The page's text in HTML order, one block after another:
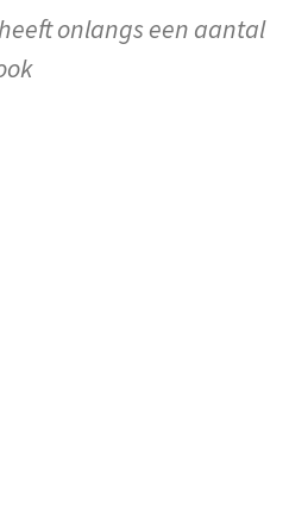
onlangs een aantal